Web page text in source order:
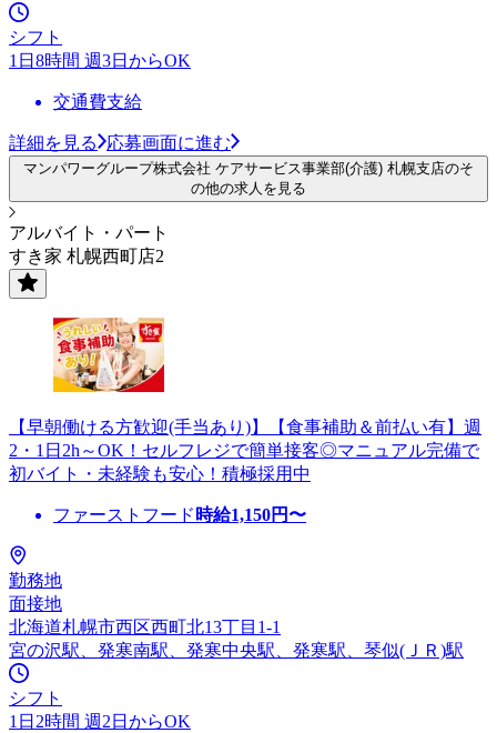
シフト
1日8時間 週3日からOK
交通費支給
詳細を見る 応募画面に進む
マンパワーグループ株式会社 ケアサービス事業部(介護) 札幌支店のそ
の他の求人を見る
アルバイト・パート
すき家 札幌西町店2
【早朝働ける方歓迎(手当あり)】【食事補助＆前払い有】週
2・1日2h～OK！セルフレジで簡単接客◎マニュアル完備で
初バイト・未経験も安心！積極採用中
ファーストフード 時給1,150円〜
勤務地
面接地
北海道札幌市西区西町北13丁目1-1
宮の沢駅、発寒南駅、発寒中央駅、発寒駅、琴似(ＪＲ)駅
シフト
1日2時間 週2日からOK